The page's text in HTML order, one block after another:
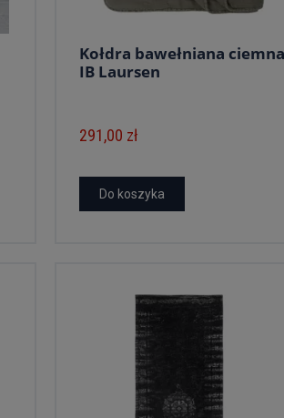
Kołdra bawełniana ciemna
IB Laursen
291,00 zł
Do koszyka